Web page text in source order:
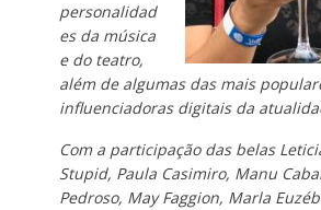
personalidad
es da música
e do teatro,
além de algumas das mais
influenciadoras digitais da
Com a participação das belas
Stupid, Paula Casimiro, Manu
Pedroso, May Faggion, Marla